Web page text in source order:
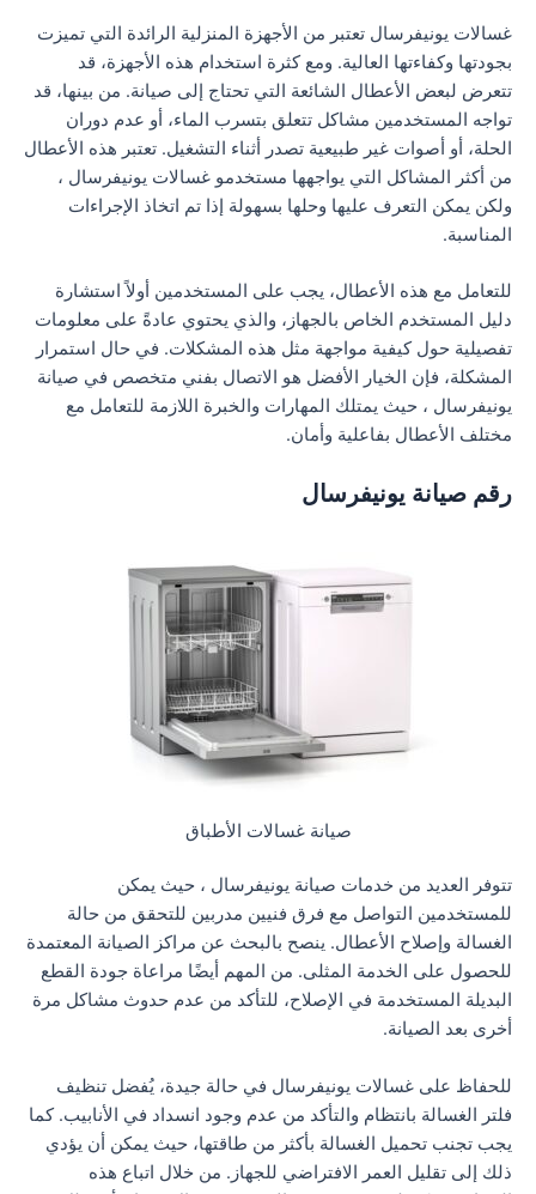
غسالات يونيفرسال تعتبر من الأجهزة المنزلية الرائدة التي تميزت
بجودتها وكفاءتها العالية. ومع كثرة استخدام هذه الأجهزة، قد
تتعرض لبعض الأعطال الشائعة التي تحتاج إلى صيانة. من بينها، قد
تواجه المستخدمين مشاكل تتعلق بتسرب الماء، أو عدم دوران
الحلة، أو أصوات غير طبيعية تصدر أثناء التشغيل. تعتبر هذه الأعطال
من أكثر المشاكل التي يواجهها مستخدمو غسالات يونيفرسال ،
ولكن يمكن التعرف عليها وحلها بسهولة إذا تم اتخاذ الإجراءات
المناسبة.
للتعامل مع هذه الأعطال، يجب على المستخدمين أولاً استشارة
دليل المستخدم الخاص بالجهاز، والذي يحتوي عادةً على معلومات
تفصيلية حول كيفية مواجهة مثل هذه المشكلات. في حال استمرار
المشكلة، فإن الخيار الأفضل هو الاتصال بفني متخصص في صيانة
يونيفرسال ، حيث يمتلك المهارات والخبرة اللازمة للتعامل مع
مختلف الأعطال بفاعلية وأمان.
رقم صيانة يونيفرسال
صيانة غسالات الأطباق
تتوفر العديد من خدمات صيانة يونيفرسال ، حيث يمكن
للمستخدمين التواصل مع فرق فنيين مدربين للتحقق من حالة
الغسالة وإصلاح الأعطال. ينصح بالبحث عن مراكز الصيانة المعتمدة
للحصول على الخدمة المثلى. من المهم أيضًا مراعاة جودة القطع
البديلة المستخدمة في الإصلاح، للتأكد من عدم حدوث مشاكل مرة
أخرى بعد الصيانة.
للحفاظ على غسالات يونيفرسال في حالة جيدة، يُفضل تنظيف
فلتر الغسالة بانتظام والتأكد من عدم وجود انسداد في الأنابيب. كما
يجب تجنب تحميل الغسالة بأكثر من طاقتها، حيث يمكن أن يؤدي
ذلك إلى تقليل العمر الافتراضي للجهاز. من خلال اتباع هذه